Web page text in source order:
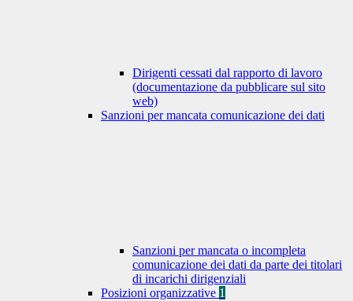
Dirigenti cessati dal rapporto di lavoro
(documentazione da pubblicare sul sito
web)
Sanzioni per mancata comunicazione dei dati
Sanzioni per mancata o incompleta
comunicazione dei dati da parte dei titolari
di incarichi dirigenziali
Posizioni organizzative 1